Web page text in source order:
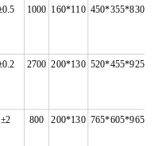
1000 160*110 450*355*830
2700 200*130 520*455*925
±2 800 200*130 765*605*965